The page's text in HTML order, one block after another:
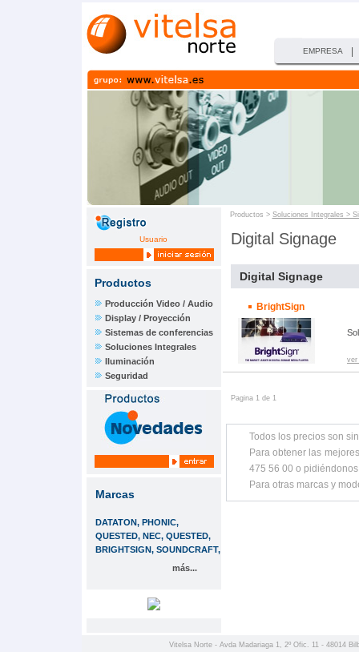
EMPRESA
Usuario
Productos
Producción Video / Audio
Display / Proyección
Sistemas de conferencias
Soluciones Integrales
Iluminación
Seguridad
Marcas
DATATON, PHONIC,
QUESTED, NEC, QUESTED,
BRIGHTSIGN, SOUNDCRAFT,
más...
Productos > Soluciones Integrales >
Digital Signage
Digital Signage
BrightSign
ver
Pagina 1 de 1
Todos los precios son
Para obtener las
475 56 00 o
Para otras marcas y
Vitelsa Norte - Avda Madariaga 1, 2º Ofic. 11 - 48014